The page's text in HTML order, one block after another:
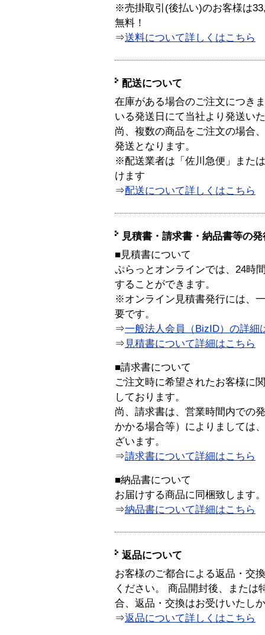
※売掛取引(後払い)のお客様は
無料！
⇒送料について詳しくはこちら
配送について
在庫がある場合のご注文につき
いる発送日にて当社より発送い
尚、複数の商品をご注文の場合
発送となります。
※配送業者は「佐川急便」また
けます
⇒配送について詳しくはこちら
見積書・請求書・納品書等の
■見積書について
ぷらっとオンラインでは、24時
することができます。
※オンライン見積書発行には、
要です。
⇒一般法人会員（BizID）の詳細
⇒ 見積書について詳細はこちら
■請求書について
ご注文時に希望されたお客様に
しております。
尚、請求書は、営業時間内での
かかる場合等）によりましては
ざいます。
⇒請求書について詳細はこちら
■納品書について
お届けする商品に同梱致します。
⇒納品書について詳細はこちら
返品について
お客様のご都合による返品・交
ください。 商品開封後、または
合、返品・交換はお受けいたし
⇒返品について詳しくはこちら